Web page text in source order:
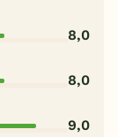
8,0
8,0
9,0